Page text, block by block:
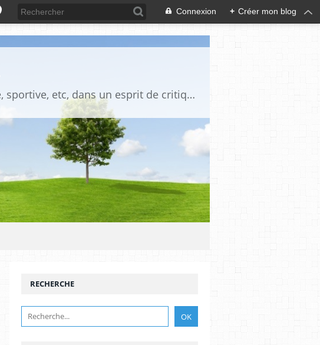
Connexion + Créer mon blog
Blog destiné à commenter l'actualité, politique, économique, culturelle, sportive, etc, dans un esprit de critique philosophique, d'esprit chrétien et français.La collaboration des lecteurs est souhaitée, de même que la courtoisie, et l'esprit de tolérance.
RECHERCHE